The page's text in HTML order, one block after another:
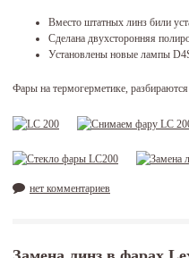
Вместо штатных линз били
Сделана двухсторонняя
Установлены новые лампы
Фары на термогерметике,
нет комментариев